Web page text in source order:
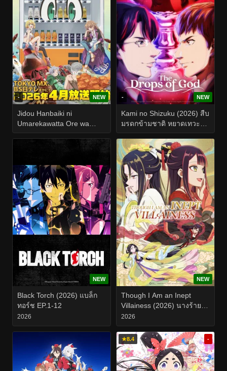
- NEW
Jidou Hanbaiki ni
Umarekawatta Ore wa
Meikyuu wo Samayou
Season 3 (2026) เกิดใหม่
ผจญภัยในดันเจี้ยน ซีซั่น 3
EP.1-12
- NEW
Kami no Shizuku (2026) สืบ
มรดกข้ามชาติ หยาดเทวะ
EP.1-24
NEW
Black Torch (2026) แบล็ก
ทอร์ช EP.1-12
2026
NEW
Though I Am an Inept
Villainess (2026) นางร้ายมือ
ใหม่ เป็นกำลังใจให้ด้วยนะ
เจ้าคะ EP.1-11
2026
★8.4 -